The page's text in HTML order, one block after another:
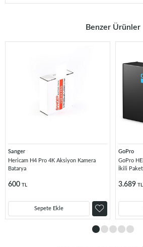
Benzer Ürünler
Sanger
Hericam H4 Pro 4K Aksiyon Kamera
Batarya
600 TL
Sepete Ekle
GoPro
GoPro
İkili
3.689 TL